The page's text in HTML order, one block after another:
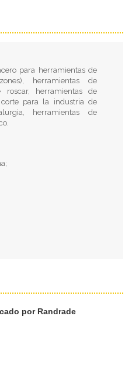
para herramientas de
herramientas de
roscar, herramientas de
para la industria de
herramientas de
por Randrade